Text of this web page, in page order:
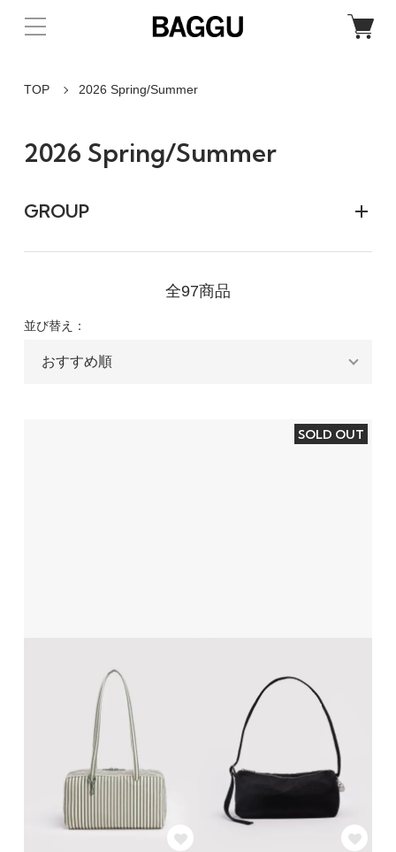
TOP 2026 Spring/Summer
2026 Spring/Summer
GROUP
全97商品
並び替え：
SOLD OUT